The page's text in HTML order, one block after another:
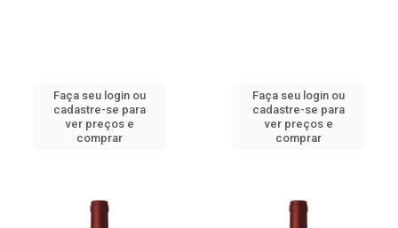
Faça seu login ou
cadastre-se para
ver preços e
comprar
Faça seu login ou
cadastre-se para
ver preços e
comprar